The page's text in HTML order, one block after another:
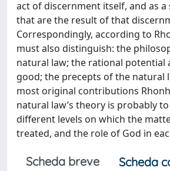
act of discernment itself, and as
that are the result of that
Correspondingly, according to
must also distinguish: the
natural law; the rational potential
good; the precepts of the natural
most original contributions
natural law’s theory is probably
different levels on which the
treated, and the role of God in
Scheda breve
Scheda